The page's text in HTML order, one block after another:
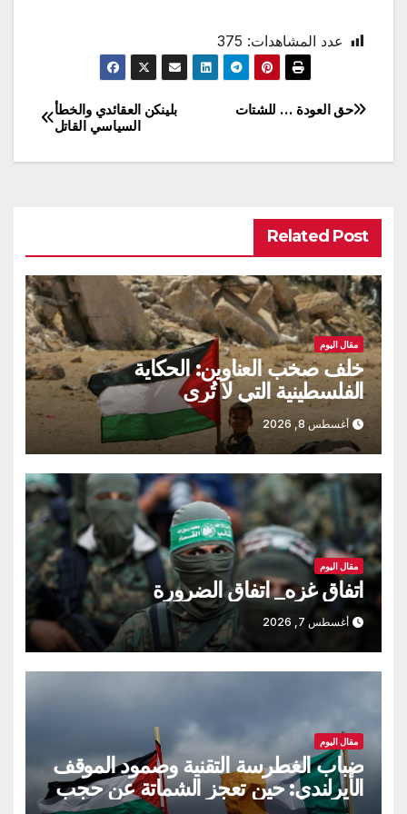
عدد المشاهدات: 375
تصفّح
المقالات
بلينكن العقائدي والخطأ
السياسي القاتل
حق العودة … للشتات
Related Post
مقال اليوم
خلف صخب العناوين: الحكاية
الفلسطينية التي لا تُرى
أغسطس 8, 2026
مقال اليوم
اتفاق غزه_ اتفاق الضرورة
أغسطس 7, 2026
مقال اليوم
ضباب الغطرسة التقنية وصمود الموقف
الأيرلندي: حين تعجز الشماتة عن حجب